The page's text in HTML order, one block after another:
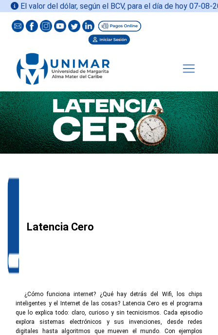
El valor del dólar, según el BCV, para el día de hoy 07-08-
Latencia Cero
¿Cómo funciona internet? ¿Qué hay detrás del Wifi, los chips
inteligentes y el Internet de las cosas? Latencia Cero es el programa
que lo explica todo: claro, curioso y sin tecnicismos. Cada episodio
explora sistemas electrónicos y sus invenciones, desde redes
digitales hasta algoritmos que mueven el mundo. Con ejemplos